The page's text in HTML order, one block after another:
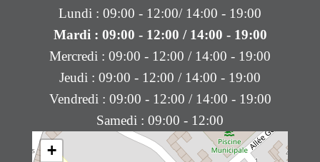
+
Lundi : 09:00 - 12:00/ 14:00 - 19:00
Mardi : 09:00 - 12:00 / 14:00 - 19:00
Mercredi : 09:00 - 12:00 / 14:00 - 19:00
Jeudi : 09:00 - 12:00 / 14:00 - 19:00
Vendredi : 09:00 - 12:00 / 14:00 - 19:00
Samedi : 09:00 - 12:00